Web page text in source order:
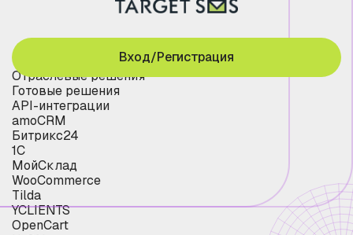
Отраслевые решения
Готовые решения
API-интеграции
amoCRM
Битрикс24
1С
МойСклад
WooCommerce
Tilda
YCLIENTS
OpenCart
Вход/Регистрация